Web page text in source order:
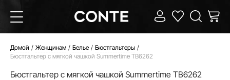
Домой Женщинам Белье
Бюстгальтеры
Бюстгальтер с мягкой чашкой Summertime TB6262
Бюстгальтер с мягкой чашкой Summertime TB6262